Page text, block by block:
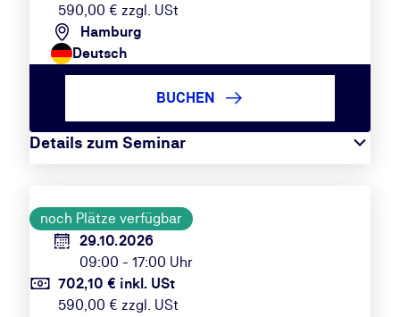
590,00 € zzgl. USt
Hamburg
Deutsch
Details zum Seminar
BUCHEN
noch Plätze verfügbar
29.10.2026
09:00 - 17:00 Uhr
702,10 € inkl. USt
590,00 € zzgl. USt